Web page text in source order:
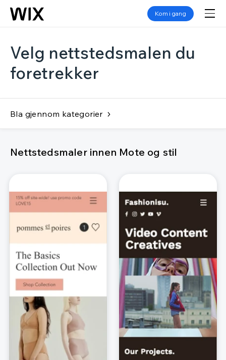
Kom i gang
Velg nettstedsmalen du
foretrekker
Bla gjennom kategorier
Nettstedsmaler innen Mote og stil